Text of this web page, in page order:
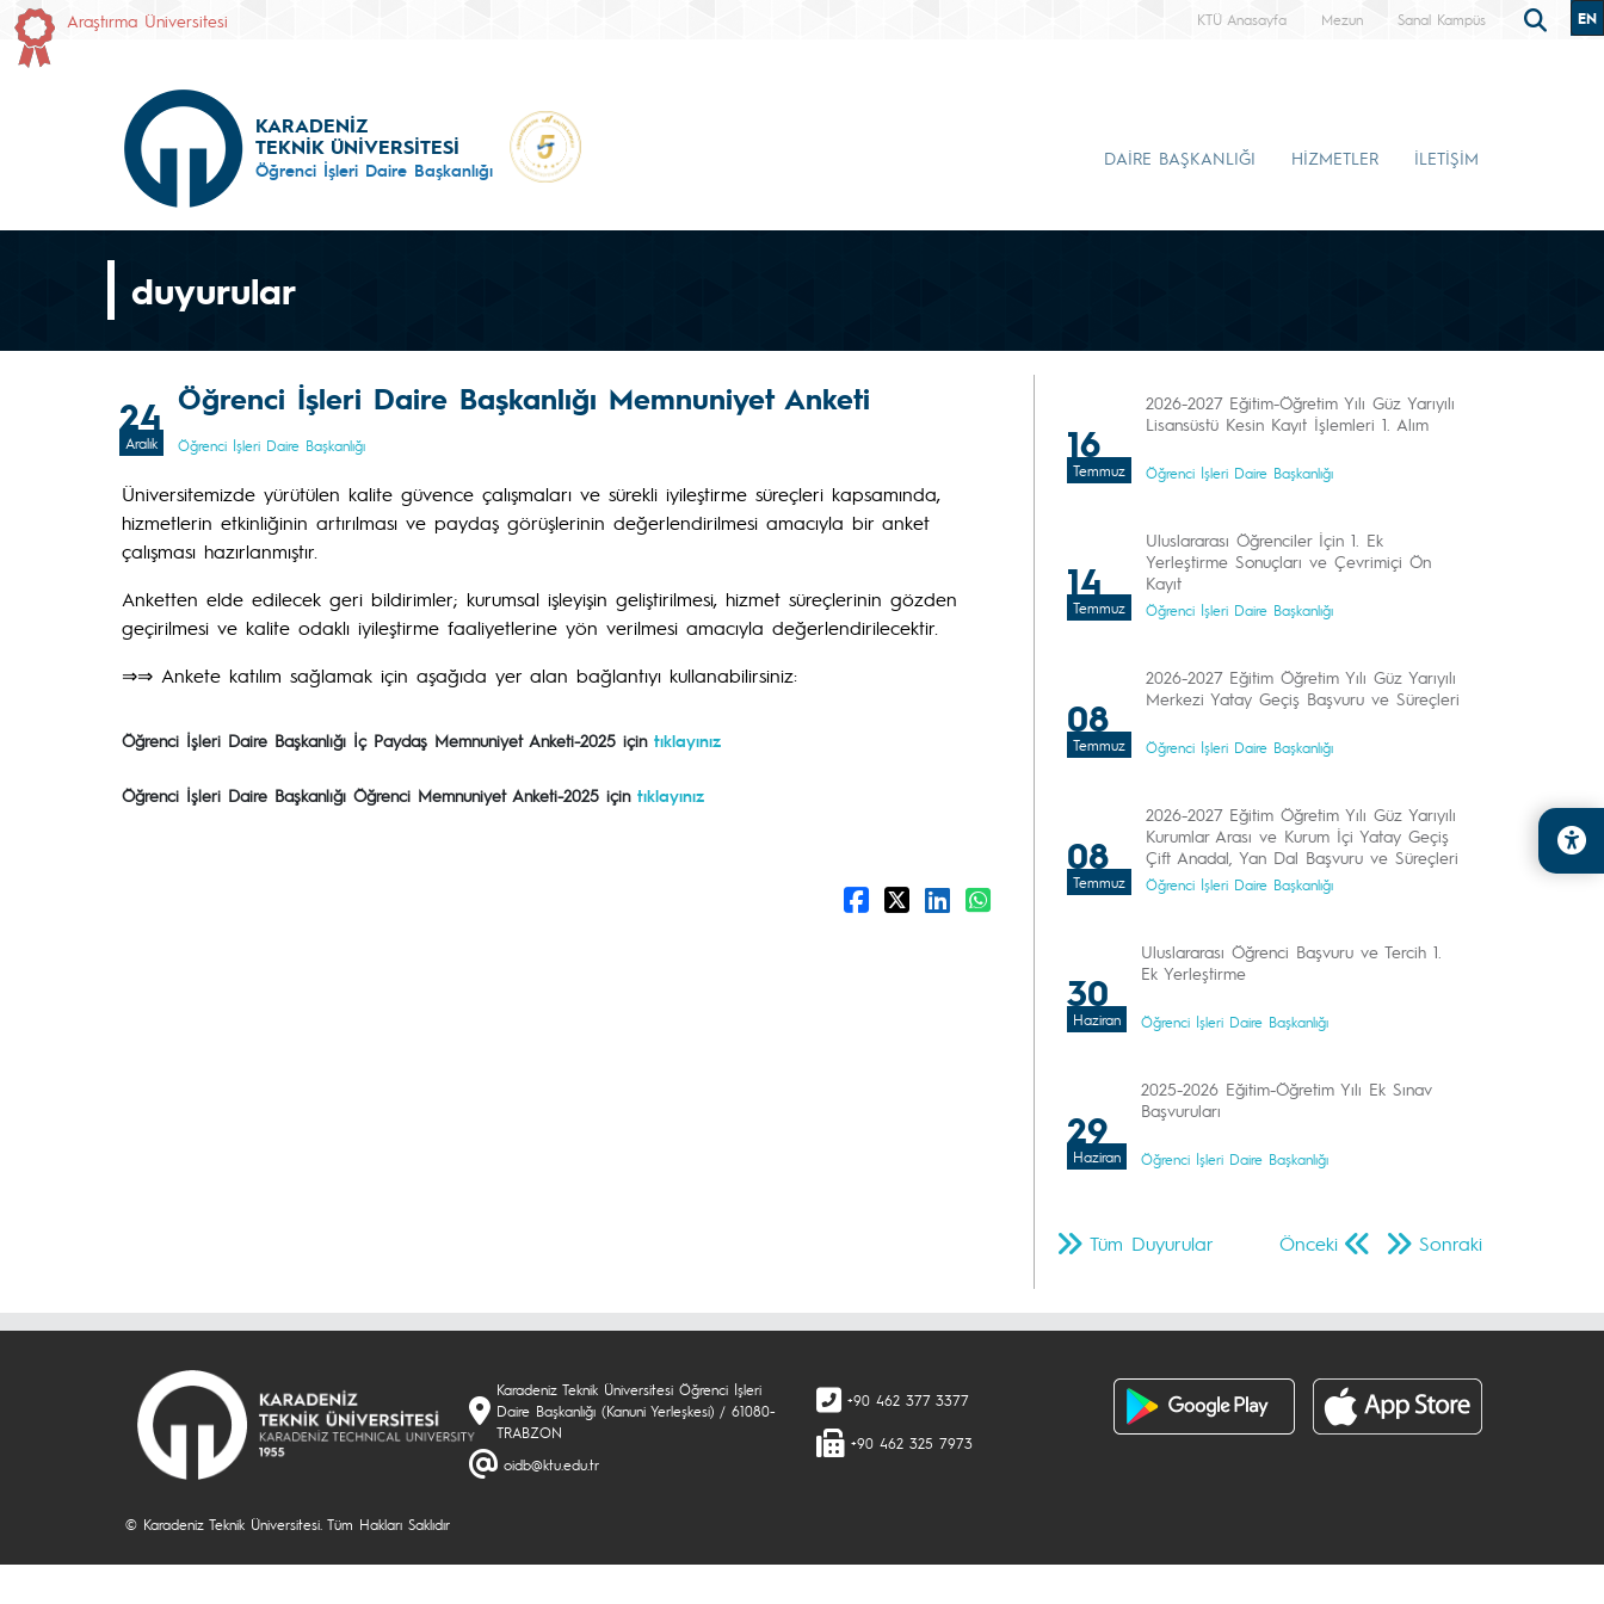
Araştırma Üniversitesi KTÜ Anasayfa Mezun Sanal Kampüs EN
KARADENİZ
TEKNİK ÜNİVERSİTESİ
Öğrenci İşleri Daire Başkanlığı
DAİRE BAŞKANLIĞI HİZMETLER İLETİŞİM
duyurular
24
Aralık
Öğrenci İşleri Daire Başkanlığı Memnuniyet Anketi
Öğrenci İşleri Daire Başkanlığı
Üniversitemizde yürütülen kalite güvence çalışmaları ve sürekli iyileştirme süreçleri kapsamında,
hizmetlerin etkinliğinin artırılması ve paydaş görüşlerinin değerlendirilmesi amacıyla bir anket
çalışması hazırlanmıştır.
Anketten elde edilecek geri bildirimler; kurumsal işleyişin geliştirilmesi, hizmet süreçlerinin gözden
geçirilmesi ve kalite odaklı iyileştirme faaliyetlerine yön verilmesi amacıyla değerlendirilecektir.
⇒⇒ Ankete katılım sağlamak için aşağıda yer alan bağlantıyı kullanabilirsiniz:
Öğrenci İşleri Daire Başkanlığı İç Paydaş Memnuniyet Anketi-2025 için tıklayınız
Öğrenci İşleri Daire Başkanlığı Öğrenci Memnuniyet Anketi-2025 için tıklayınız
16
Temmuz
2026-2027 Eğitim-Öğretim Yılı Güz Yarıyılı
Lisansüstü Kesin Kayıt İşlemleri 1. Alım
Öğrenci İşleri Daire Başkanlığı
14
Temmuz
Uluslararası Öğrenciler İçin 1. Ek
Yerleştirme Sonuçları ve Çevrimiçi Ön
Kayıt
Öğrenci İşleri Daire Başkanlığı
08
Temmuz
2026-2027 Eğitim Öğretim Yılı Güz Yarıyılı
Merkezi Yatay Geçiş Başvuru ve Süreçleri
Öğrenci İşleri Daire Başkanlığı
08
Temmuz
2026-2027 Eğitim Öğretim Yılı Güz Yarıyılı
Kurumlar Arası ve Kurum İçi Yatay Geçiş
Çift Anadal, Yan Dal Başvuru ve Süreçleri
Öğrenci İşleri Daire Başkanlığı
30
Haziran
Uluslararası Öğrenci Başvuru ve Tercih 1.
Ek Yerleştirme
Öğrenci İşleri Daire Başkanlığı
29
Haziran
2025-2026 Eğitim-Öğretim Yılı Ek Sınav
Başvuruları
Öğrenci İşleri Daire Başkanlığı
Önceki Sonraki
Tüm Duyurular
Karadeniz Teknik Üniversitesi Öğrenci İşleri
Daire Başkanlığı (Kanuni Yerleşkesi) / 61080-
TRABZON
oidb@ktu.edu.tr
+90 462 377 3377
+90 462 325 7973
© Karadeniz Teknik Üniversitesi. Tüm Hakları Saklıdır